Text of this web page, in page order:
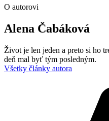
O autorovi
Alena Čabáková
Život je len jeden a preto si ho
deň mal byť tým posledným.
Všetky články autora